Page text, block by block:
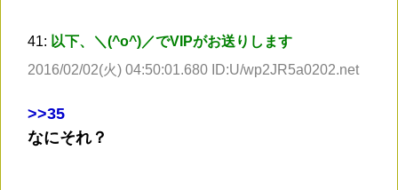
41: 以下、＼(^o^)／でVIPがお送りします
2016/02/02(火) 04:50:01.680 ID:U/wp2JR5a0202.net
>>35
なにそれ？